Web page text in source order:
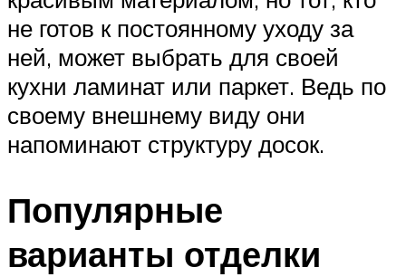
не готов к постоянному уходу за
ней, может выбрать для своей
кухни ламинат или паркет. Ведь по
своему внешнему виду они
напоминают структуру досок.
Популярные
варианты отделки